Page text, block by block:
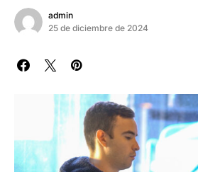
admin
25 de diciembre de 2024